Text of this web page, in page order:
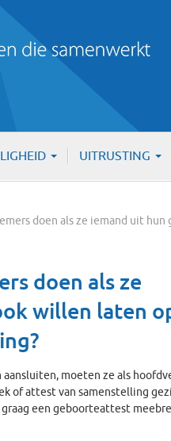
UITRUSTING
doen als ze iemand uit
doen als ze
willen laten
moeten ze als
of attest van samenstelling
een geboorteattest